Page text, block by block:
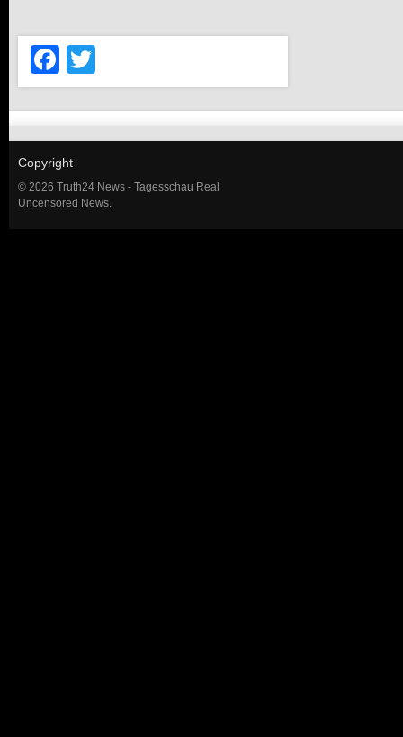
Facebook
Copyright
© 2026 Truth24 News - Tagesschau Real
Uncensored News.